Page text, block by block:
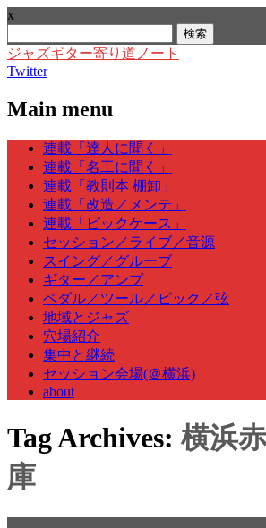
x
索:
ジャズギター寄り道ノート
Twitter
Main menu
Skip
content
連載「達人に聞く」
連載「名工に聞く」
連載「教則本 棚卸」
連載「改造／メンテ」
連載「ピックケース」
セッション／ライブ／音源
スイング／グルーブ
ギター／アンプ
ペダル／ツール／ピック／弦
地域とジャズ
穴場紹介
集中と継続
セッション会場(＠横浜)
about
Tag Archives: 横浜
庫